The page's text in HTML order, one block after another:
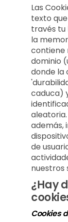
Las
texto
través tu
la
contiene
dominio
donde la
caduca)
además,
de
nuestros
¿Hay
Cookies